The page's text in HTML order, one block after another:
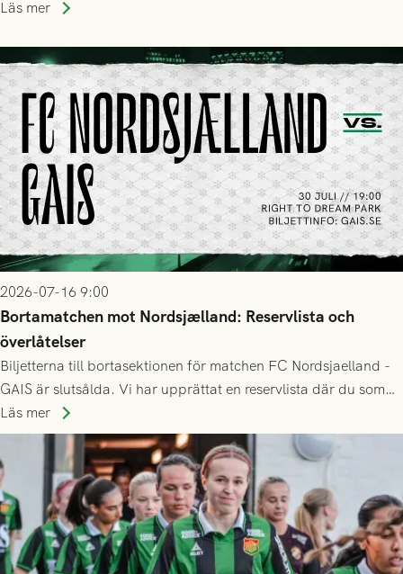
Läs mer
2026-07-16 9:00
Bortamatchen mot Nordsjælland: Reservlista och
överlåtelser
Biljetterna till bortasektionen för matchen FC Nordsjaelland -
GAIS är slutsålda. Vi har upprättat en reservlista där du som
ännu inte har någon biljett kan anmäla ditt intresse. Du kan
inte själv överlåta din biljett till någon annan.
Läs mer